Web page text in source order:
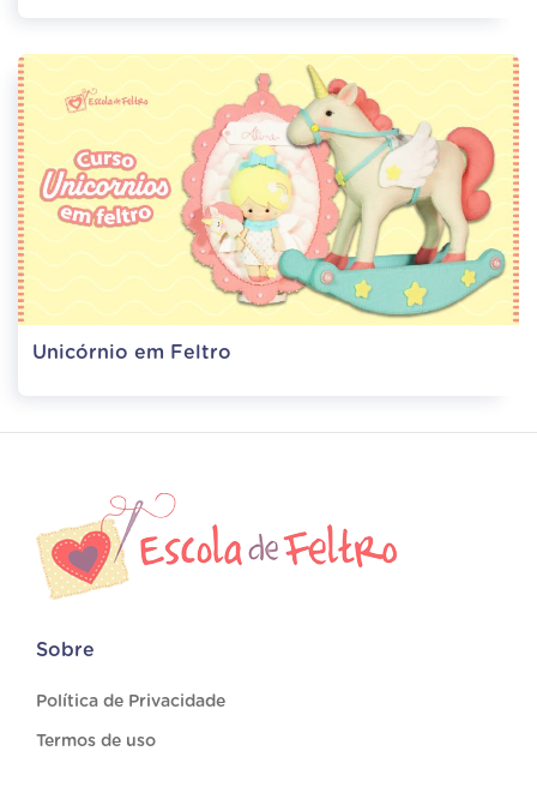
Unicórnio em Feltro
Sobre
Política de Privacidade
Termos de uso